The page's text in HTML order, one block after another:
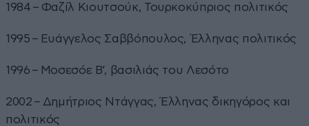
1984 – Φαζίλ Κιουτσούκ, Τουρκοκύπριος πολιτικός
1995 – Ευάγγελος Σαββόπουλος, Έλληνας πολιτικός
1996 – Μοσεσόε Β’, βασιλιάς του Λεσότο
2002 – Δημήτριος Ντάγγας, Έλληνας δικηγόρος και
πολιτικός